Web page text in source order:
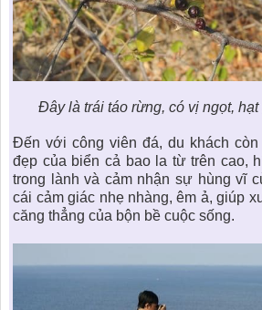
Đây là trái táo rừng, có vị ngọt,
Đến với công viên đá, du khách
đẹp của biển cả bao la từ trên cao,
trong lành và cảm nhận sự hùng vĩ
cái cảm giác nhẹ nhàng, êm ả, giúp
căng thẳng của bộn bề cuộc sống.